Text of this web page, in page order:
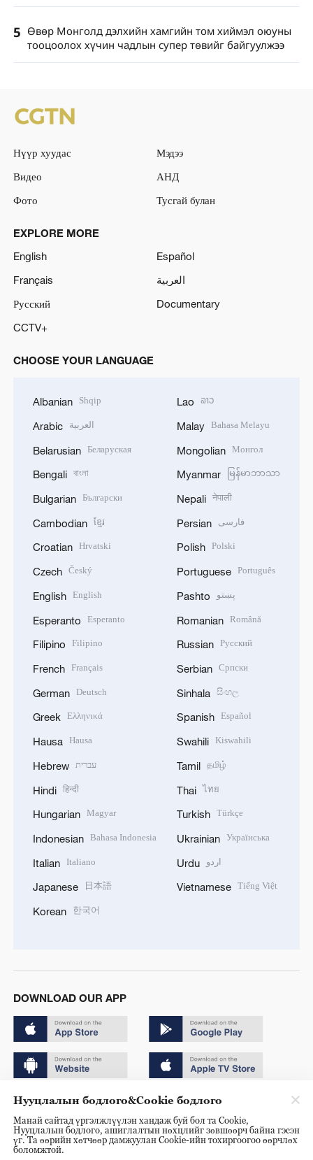
5 Өвөр Монголд дэлхийн хамгийн том хиймэл оюуны
тооцоолох хүчин чадлын супер төвийг байгуулжээ
Нүүр хуудас
Мэдээ
Видео
АНД
Фото
Тусгай булан
EXPLORE MORE
English
Español
Français
العربية
Русский
Documentary
CCTV+
CHOOSE YOUR LANGUAGE
Albanian Shqip
Arabic العربية
Belarusian Беларуская
Bengali বাংলা
Bulgarian Български
Cambodian ខ្មែរ
Croatian Hrvatski
Czech Český
English English
Esperanto Esperanto
Filipino Filipino
French Français
German Deutsch
Greek Ελληνικά
Hausa Hausa
Hebrew עברית
Hindi हिन्दी
Hungarian Magyar
Indonesian Bahasa Indonesia
Italian Italiano
Japanese 日本語
Korean 한국어
Lao ລາວ
Malay Bahasa Melayu
Mongolian Монгол
Myanmar မြန်မာဘာသာ
Nepali नेपाली
Persian فارسی
Polish Polski
Portuguese Português
Pashto پښتو
Romanian Română
Russian Русский
Serbian Српски
Sinhala සිංහල
Spanish Español
Swahili Kiswahili
Tamil தமிழ்
Thai ไทย
Turkish Türkçe
Ukrainian Українська
Urdu اردو
Vietnamese Tiếng Việt
DOWNLOAD OUR APP
Copyright © 2024 CGTN.
京ICP备20000184号
京公网安备 11010502050052号
Нууцлалын бодлого&Cookie бодлого
Манай сайтад үргэлжлүүлэн хандаж буй бол та Cookie,
Нууцлалын бодлого, ашиглалтын нөхцлийг зөвшөөрч байна гэсэн
үг. Та өөрийн хөтчөөр дамжуулан Cookie-ийн тохиргоогоо өөрчлөх
боломжтой.